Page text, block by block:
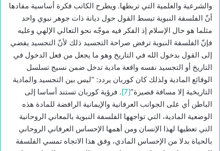
والشرعية والعلمية التي تربطها. ويطرح الكاتب فكرة أساسية مفادها
أنّ الفلسفة النبوية تبسط القول حول ديانة ذات جوهر نبوي واحد
مثلما هو حال الإسلام إذ الفكر فيه موجّه نحو التعالي الإلهي وعليه
فإنّ الفلسفة النبوية ترفض صراحة التجسيد ذلك لأنّ التجسيد يفضي
إلى القول بدخول الله في التاريخ وهو ما يجعل من فعل الدخول في
التاريخ أو التجسيد نفسه واقعة مادية تدخل ضمن نسيج تسلسل
الوقائع المادية ولذلك كان كوربان يردد: “ليس بين التجسيد والمادية
التاريخية إلا مسافة قصيرة”[7]
. فرؤية كوربان تستند أساسا إلى
الباطن أي على الجوانب العرفانية والإيمانية الرافضة للمادة هذه
الوضعية المادية، التي تواجهها الفلسفة النبوية بالمعاني الروحانية
التي تعطيها لهذا الإنسان ومن أهمها الإحساس العرفاني الروحاني
بالحياة بدلا من الإحساس المادي، وفق هذا الاتجاه تمسي الفلسفة